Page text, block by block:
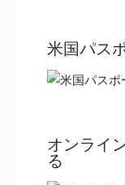
米国パス
オンライ
る